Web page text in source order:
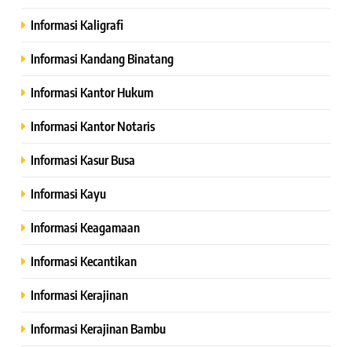
Informasi Kaligrafi
Informasi Kandang Binatang
Informasi Kantor Hukum
Informasi Kantor Notaris
Informasi Kasur Busa
Informasi Kayu
Informasi Keagamaan
Informasi Kecantikan
Informasi Kerajinan
Informasi Kerajinan Bambu